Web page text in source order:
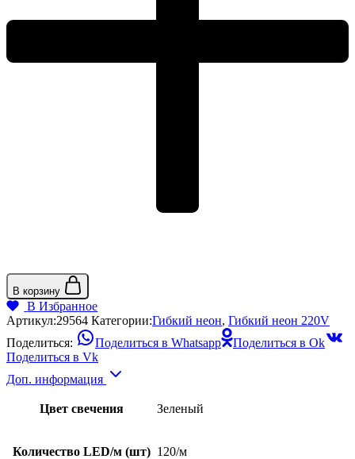
В корзину
В Избранное
Артикул:29564 Категории:Гибкий неон, Гибкий неон 220V
Поделиться:
Поделиться в Whatsapp
Поделиться в Ok
Поделиться в Vk
Доп. информация
Цвет свечения Зеленый
Количество LED/м (шт) 120/м